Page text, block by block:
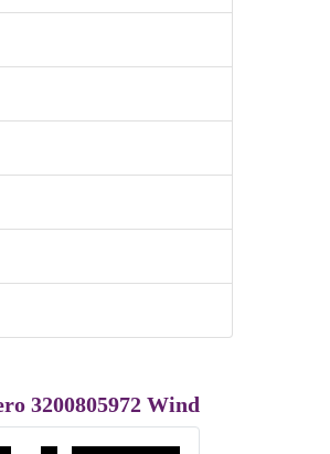
3200805972 Wind